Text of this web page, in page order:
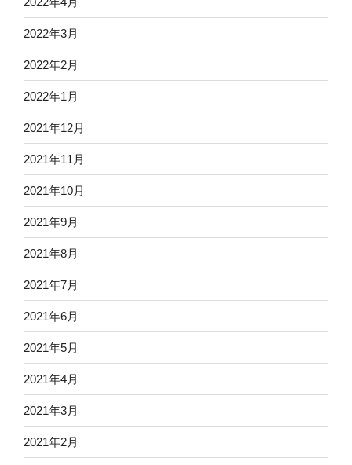
2022年3月
2022年2月
2022年1月
2021年12月
2021年11月
2021年10月
2021年9月
2021年8月
2021年7月
2021年6月
2021年5月
2021年4月
2021年3月
2021年2月